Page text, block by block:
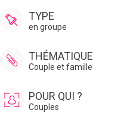
TYPE
en groupe
THÉMATIQUE
Couple et famille
POUR QUI ?
Couples